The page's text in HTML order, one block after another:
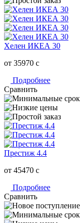
Хелен ИКЕА 30
от 35970 c
Подробнее
Сравнить
Престиж 4.4
от 45470 c
Подробнее
Сравнить